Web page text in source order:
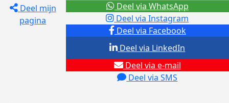
Deel mijn
pagina
Deel via Facebook
Deel via Instagram
Deel via e-mail
Deel via SMS
Deel via LinkedIn
Deel via WhatsApp